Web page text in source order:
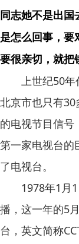
同志她不是出
是怎么回事，要
要很亲切，就把
上世纪50年
北京市也只有
的电视节目信号
第一家电视台的
了电视台。
1978年1月
播，这一年的5
台，英文简称